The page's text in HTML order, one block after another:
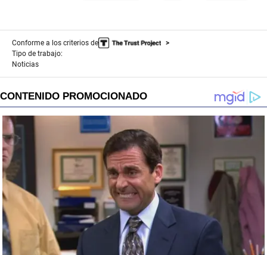
Conforme a los criterios de
Tipo de trabajo:
Noticias